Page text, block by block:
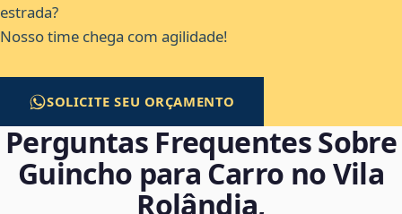
estrada?
Nosso time chega com agilidade!
SOLICITE SEU ORÇAMENTO
Perguntas Frequentes Sobre
Guincho para Carro no Vila
Rolândia,